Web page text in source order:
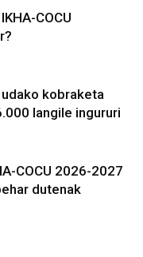
COCU
kobraketa
langile ingururi
COCU 2026-2027
dutenak